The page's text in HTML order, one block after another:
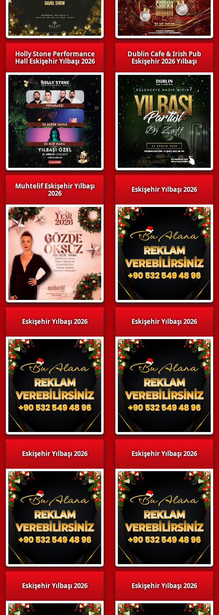
Holly Stone Performance
Hall Eskişehir Yılbaşı 2026
Muhtelif Eskişehir Yılbaşı
2026
Eskişehir Yılbaşı 2026
Eskişehir Yılbaşı 2026
Eskişehir Yılbaşı 2026
Dublin Cafe & Irish Pub
Eskişehir 2026 Yılbaşı
Eskişehir Yılbaşı 2026
Eskişehir Yılbaşı 2026
Eskişehir Yılbaşı 2026
Eskişehir Yılbaşı 2026